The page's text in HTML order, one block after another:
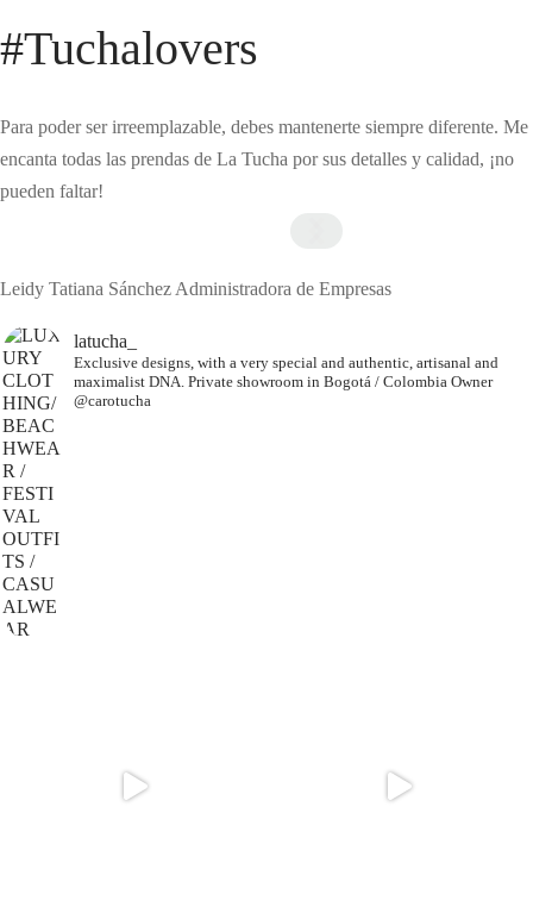
#Tuchalovers
Para poder ser irreemplazable, debes mantenerte siempre diferente. Me
encanta todas las prendas de La Tucha por sus detalles y calidad, ¡no
pueden faltar!
Leidy Tatiana Sánchez Administradora de Empresas
latucha_
Exclusive designs, with a very special and authentic, artisanal and
maximalist DNA. Private showroom in Bogotá / Colombia Owner
@carotucha